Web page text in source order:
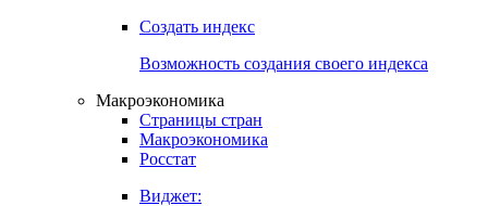
Создать индекс
Возможность создания своего индекса
Макроэкономика
Страницы стран
Макроэкономика
Росстат
Виджет: